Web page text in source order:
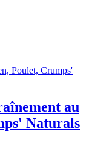
au
Naturals